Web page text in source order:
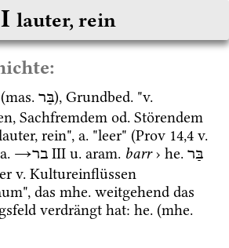
lauter, rein
(mas. בַּר), Grundbed. "v.
Sachfremdem od. Störendem
rein", a. "leer" (Prov 14,4 v.
a. →בר ‎ III u. aram. barr › he. בַּר
v. Kultureinflüssen
das mhe.
verdrängt hat: he. (mhe.